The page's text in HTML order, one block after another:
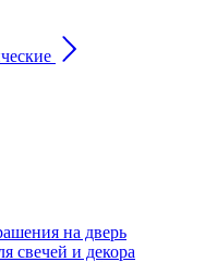
на дверь
свечей и декора